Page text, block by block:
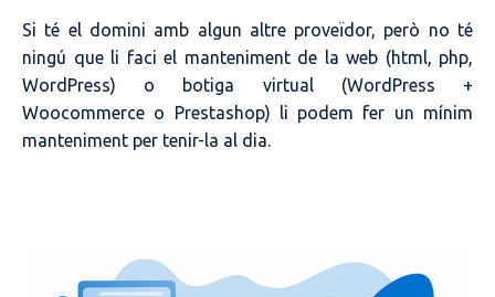
Si té el domini amb algun altre proveïdor, però no té
ningú que li faci el manteniment de la web (html, php,
WordPress) o botiga virtual (WordPress +
Woocommerce o Prestashop) li podem fer un mínim
manteniment per tenir-la al dia.